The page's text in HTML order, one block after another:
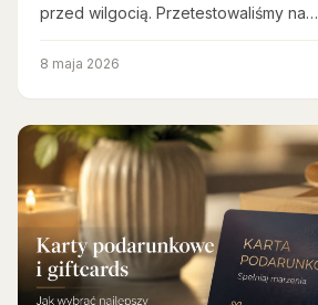
przed wilgocią. Przetestowaliśmy na…
8 maja 2026